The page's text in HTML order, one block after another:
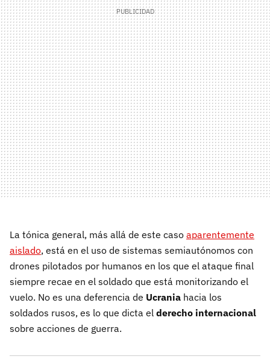
La tónica general, más allá de este caso aparentemente
aislado, está en el uso de sistemas semiautónomos con
drones pilotados por humanos en los que el ataque final
siempre recae en el soldado que está monitorizando el
vuelo. No es una deferencia de Ucrania hacia los
soldados rusos, es lo que dicta el derecho internacional
sobre acciones de guerra.